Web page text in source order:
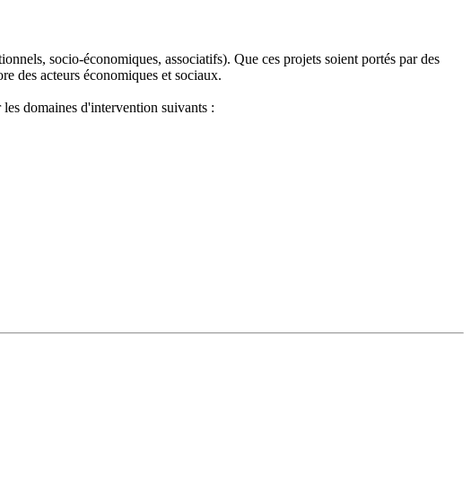
socio-économiques, associatifs). Que ces projets soient portés par des
des acteurs économiques et sociaux.
domaines d'intervention suivants :